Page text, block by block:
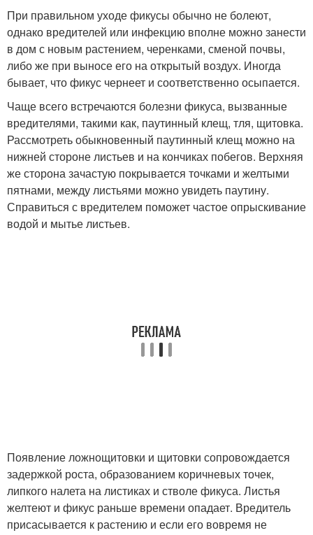
При правильном уходе фикусы обычно не болеют,
однако вредителей или инфекцию вполне можно занести
в дом с новым растением, черенками, сменой почвы,
либо же при выносе его на открытый воздух. Иногда
бывает, что фикус чернеет и соответственно осыпается.
Чаще всего встречаются болезни фикуса, вызванные
вредителями, такими как, паутинный клещ, тля, щитовка.
Рассмотреть обыкновенный паутинный клещ можно на
нижней стороне листьев и на кончиках побегов. Верхняя
же сторона зачастую покрывается точками и желтыми
пятнами, между листьями можно увидеть паутину.
Справиться с вредителем поможет частое опрыскивание
водой и мытье листьев.
Появление ложнощитовки и щитовки сопровождается
задержкой роста, образованием коричневых точек,
липкого налета на листиках и стволе фикуса. Листья
желтеют и фикус раньше времени опадает. Вредитель
присасывается к растению и если его вовремя не